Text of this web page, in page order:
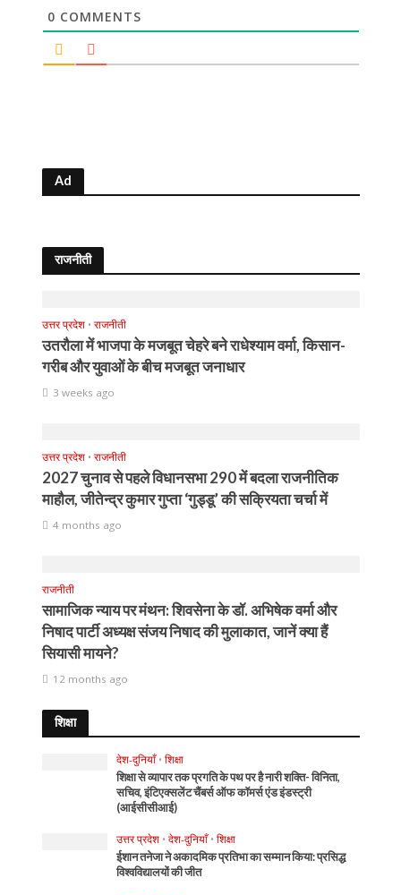
0 COMMENTS
Ad
राजनीती
उत्तर प्रदेश • राजनीती
उतरौला में भाजपा के मजबूत चेहरे बने राधेश्याम वर्मा, किसान-
गरीब और युवाओं के बीच मजबूत जनाधार
3 weeks ago
उत्तर प्रदेश • राजनीती
2027 चुनाव से पहले विधानसभा 290 में बदला राजनीतिक
माहौल, जीतेन्द्र कुमार गुप्ता ‘गुड्डू’ की सक्रियता चर्चा में
4 months ago
राजनीती
सामाजिक न्याय पर मंथन: शिवसेना के डॉ. अभिषेक वर्मा और
निषाद पार्टी अध्यक्ष संजय निषाद की मुलाकात, जानें क्या हैं
सियासी मायने?
12 months ago
शिक्षा
देश-दुनियाँ • शिक्षा
शिक्षा से व्यापार तक प्रगति के पथ पर है नारी शक्ति- विनिता,
सचिव, इंटिएक्सलेंट चैंबर्स ऑफ कॉमर्स एंड इंडस्ट्री
(आईसीसीआई)
उत्तर प्रदेश • देश-दुनियाँ • शिक्षा
ईशान तनेजा ने अकादमिक प्रतिभा का सम्मान किया: प्रसिद्ध
विश्वविद्यालयों की जीत